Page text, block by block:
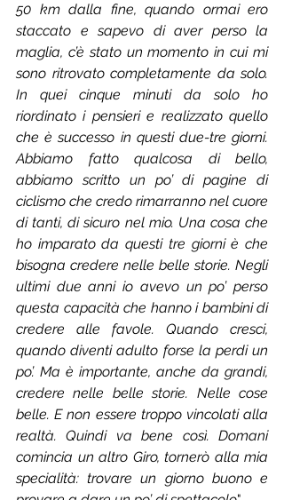
50 km dalla fine, quando ormai ero
staccato e sapevo di aver perso la
maglia, c’è stato un momento in cui mi
sono ritrovato completamente da solo.
In quei cinque minuti da solo ho
riordinato i pensieri e realizzato quello
che è successo in questi due-tre giorni.
Abbiamo fatto qualcosa di bello,
abbiamo scritto un po’ di pagine di
ciclismo che credo rimarranno nel cuore
di tanti, di sicuro nel mio. Una cosa che
ho imparato da questi tre giorni è che
bisogna credere nelle belle storie. Negli
ultimi due anni io avevo un po’ perso
questa capacità che hanno i bambini di
credere alle favole. Quando cresci,
quando diventi adulto forse la perdi un
po’. Ma è importante, anche da grandi,
credere nelle belle storie. Nelle cose
belle. E non essere troppo vincolati alla
realtà. Quindi va bene così. Domani
comincia un altro Giro, tornerò alla mia
specialità: trovare un giorno buono e